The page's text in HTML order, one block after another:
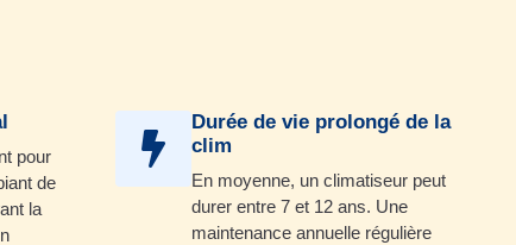
pour
de
la
Durée de vie prolongé de la
clim
En moyenne, un climatiseur peut
durer entre 7 et 12 ans. Une
maintenance annuelle régulière